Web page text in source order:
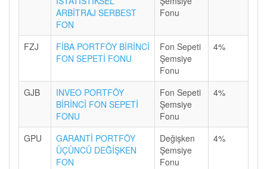
ARBİTRAJ SERBEST
FON
Fonu
FZJ
FİBA PORTFÖY BİRİNCİ
FON SEPETİ FONU
Fon Sepeti
Şemsiye
Fonu
4%
GJB
INVEO PORTFÖY
BİRİNCİ FON SEPETİ
FONU
Fon Sepeti
Şemsiye
Fonu
4%
GPU
GARANTİ PORTFÖY
ÜÇÜNCÜ DEĞİŞKEN
FON
Değişken
Şemsiye
Fonu
4%